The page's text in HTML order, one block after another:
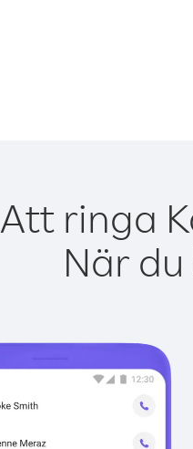
Att ringa
När